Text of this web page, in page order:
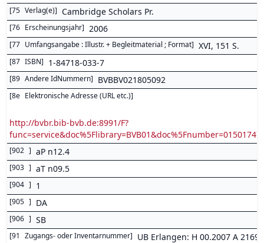
[75 Verlag(e)] Cambridge Scholars Pr.
[76 Erscheinungsjahr] 2006
[77 Umfangsangabe : Illustr. + Begleitmaterial ; Format] XVI, 151 S.
[87 ISBN] 1-84718-033-7
[89 Andere IdNummern] BVBBV021805092
[8e Elektronische Adresse (URL etc.)]
http://bvbr.bib-bvb.de:8991/F?
[902 ] aP n12.4
[903 ] aT n09.5
[904 ] 1
[905 ] DA
[906 ] SB
[91 Zugangs- oder Inventarnummer] UB Erlangen: H 00.2007 A 2169